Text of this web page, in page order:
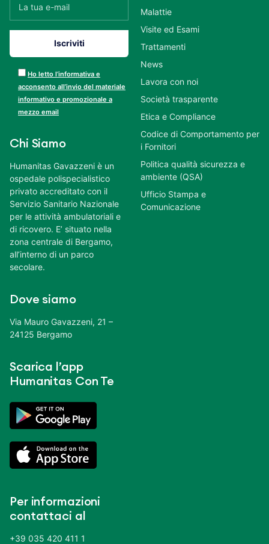
Ho letto l’informativa e
acconsento all’invio del materiale
informativo e promozionale a
mezzo email
Chi Siamo
Humanitas Gavazzeni è un
ospedale polispecialistico
privato accreditato con il
Servizio Sanitario Nazionale
per le attività ambulatoriali e
di ricovero. E’ situato nella
zona centrale di Bergamo,
all’interno di un parco
secolare.
Dove siamo
Via Mauro Gavazzeni, 21 –
24125 Bergamo
Scarica l’app
Humanitas Con Te
Per informazioni
contattaci al
+39 035 420 411 1
Malattie
Visite ed Esami
Trattamenti
News
Lavora con noi
Società trasparente
Etica e Compliance
Codice di Comportamento per
i Fornitori
Politica qualità sicurezza e
ambiente (QSA)
Ufficio Stampa e
Comunicazione